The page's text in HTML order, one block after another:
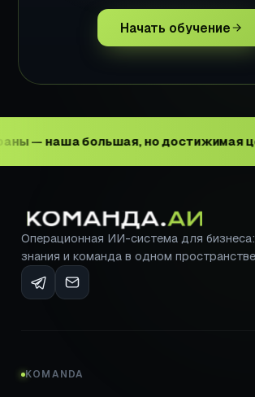
Начать обучение
— наша большая, но достижимая цель.
Операционная ИИ-система для
знания и команда в одном
KOMANDA